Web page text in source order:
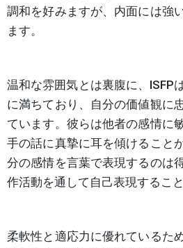
調和を好みますが、内面には強
ます。
温和な雰囲気とは裏腹に、ISFP
に満ちており、自分の価値観に
ています。彼らは他者の感情に
手の話に真摯に耳を傾けること
分の感情を言葉で表現するのは
作活動を通して自己表現するこ
柔軟性と適応力に優れているた